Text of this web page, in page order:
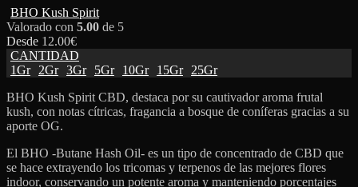
BHO Kush Spirit
Valorado con 5.00 de 5
Desde 12.00€
CANTIDAD
1Gr
2Gr 3Gr 5Gr 10Gr 15Gr
25Gr
BHO Kush Spirit CBD, destaca por su cautivador aroma frutal
kush, con notas cítricas, fragancia a bosque de coníferas gracias a su
aporte OG.
El BHO -Butane Hash Oil- es un tipo de concentrado de CBD que
se hace extrayendo los tricomas y terpenos de las mejores flores
indoor, conservando un potente aroma y manteniendo porcentajes